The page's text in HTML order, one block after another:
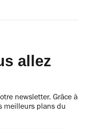
allez
newsletter. Grâce à
meilleurs plans du